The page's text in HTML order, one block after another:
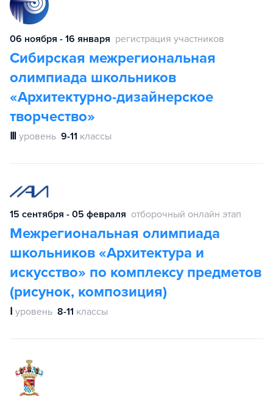
06 ноября - 16 января регистрация участников
Сибирская межрегиональная
олимпиада школьников
«Архитектурно-дизайнерское
творчество»
Ⅲ уровень 9-11 классы
15 сентября - 05 февраля отборочный онлайн этап
Межрегиональная олимпиада
школьников «Архитектура и
искусство» по комплексу предметов
(рисунок, композиция)
Ⅰ уровень 8-11 классы